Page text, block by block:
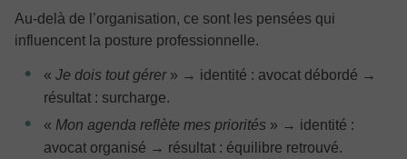
Au-delà de l’organisation, ce sont les pensées qui
influencent la posture professionnelle.
« Je dois tout gérer» → identité : avocat débordé →
résultat : surcharge.
« Mon agenda reflète mes priorités » → identité :
avocat organisé → résultat : équilibre retrouvé.